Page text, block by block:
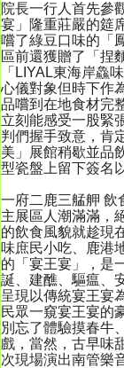
院長一行人首先參
宴」 隆重莊嚴的筵
嚐了綠豆口味的「
區前還獲贈了「捏
「LIYAL東海岸鱻
心儀對象但時下作
品嚐到在地食材完
立刻能感受一股緊
判們握手致意，肯
美」
展館稍歇並品
型瓷盤上留下簽名
一府二鹿三艋舺 飲
主展區人潮滿滿，
的飲食風貌就趁現
味庶民小吃、鹿港
的「宴王宴」， 是
誕、建醮、驅瘟、
呈現以傳統宴王宴
民眾一窺宴王宴的
別忘了體驗摸春牛
戲，當然，古早味
次現場演出南管樂